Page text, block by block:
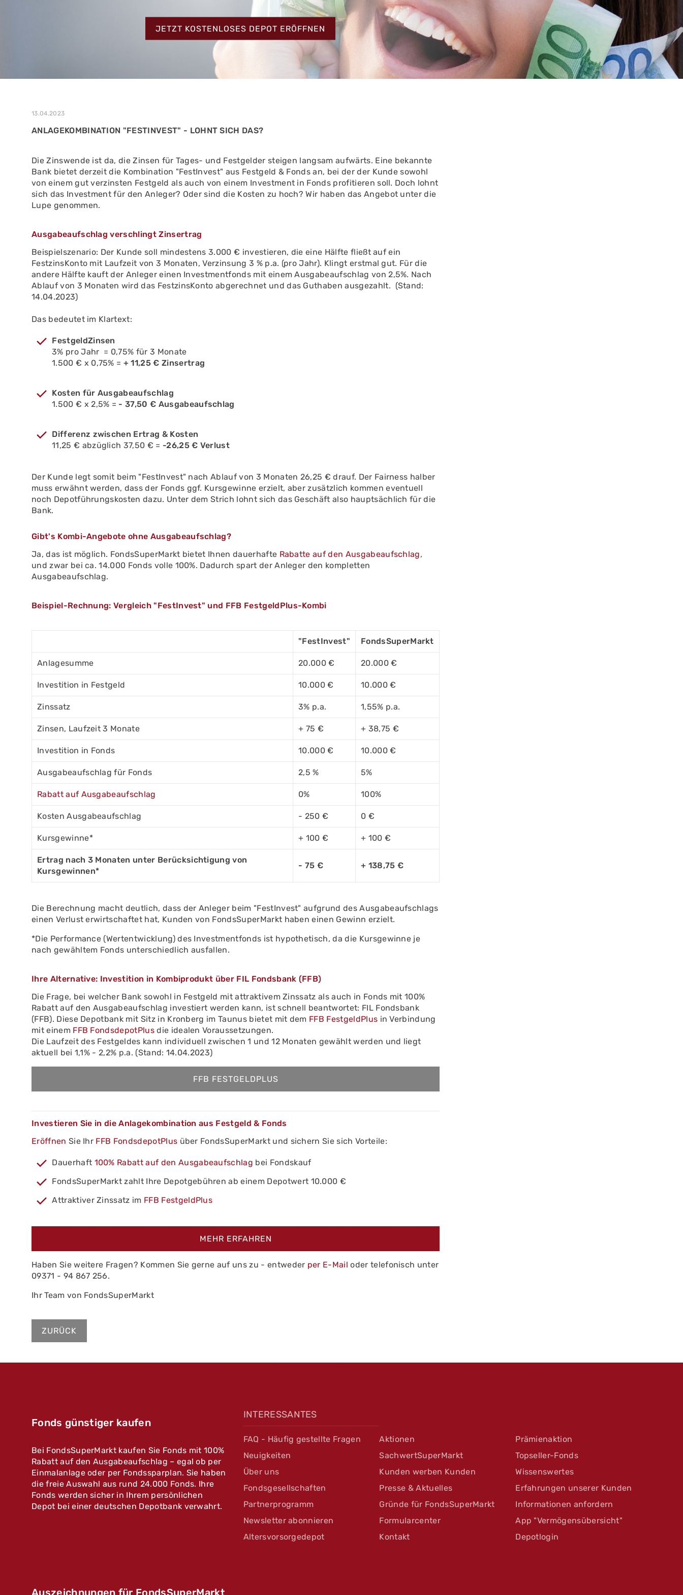
JETZT KOSTENLOSES DEPOT ERÖFFNEN
MEHR ERFAHREN
ZUM TESTBERICHT
MEHR ERFAHREN
13.04.2023
ANLAGEKOMBINATION "FESTINVEST" - LOHNT SICH DAS?
Die Zinswende ist da, die Zinsen für Tages- und Festgelder steigen langsam aufwärts. Eine bekannte
Bank bietet derzeit die Kombination "FestInvest" aus Festgeld & Fonds an, bei der der Kunde sowohl
von einem gut verzinsten Festgeld als auch von einem Investment in Fonds profitieren soll. Doch lohnt
sich das Investment für den Anleger? Oder sind die Kosten zu hoch? Wir haben das Angebot unter die
Lupe genommen.
Ausgabeaufschlag verschlingt Zinsertrag
Beispielszenario: Der Kunde soll mindestens 3.000 € investieren, die eine Hälfte fließt auf ein
FestzinsKonto mit Laufzeit von 3 Monaten, Verzinsung 3 % p.a. (pro Jahr). Klingt erstmal gut. Für die
andere Hälfte kauft der Anleger einen Investmentfonds mit einem Ausgabeaufschlag von 2,5%. Nach
Ablauf von 3 Monaten wird das FestzinsKonto abgerechnet und das Guthaben ausgezahlt. (Stand:
14.04.2023)
Das bedeutet im Klartext:
FestgeldZinsen
3% pro Jahr = 0,75% für 3 Monate
1.500 € x 0,75% = + 11,25 € Zinsertrag
Kosten für Ausgabeaufschlag
1.500 € x 2,5% = - 37,50 € Ausgabeaufschlag
Differenz zwischen Ertrag & Kosten
11,25 € abzüglich 37,50 € = -26,25 € Verlust
Der Kunde legt somit beim "FestInvest" nach Ablauf von 3 Monaten 26,25 € drauf. Der Fairness halber
muss erwähnt werden, dass der Fonds ggf. Kursgewinne erzielt, aber zusätzlich kommen eventuell
noch Depotführungskosten dazu. Unter dem Strich lohnt sich das Geschäft also hauptsächlich für die
Bank.
Gibt's Kombi-Angebote ohne Ausgabeaufschlag?
Ja, das ist möglich. FondsSuperMarkt bietet Ihnen dauerhafte Rabatte auf den Ausgabeaufschlag,
und zwar bei ca. 14.000 Fonds volle 100%. Dadurch spart der Anleger den kompletten
Ausgabeaufschlag.
Beispiel-Rechnung: Vergleich "FestInvest" und FFB FestgeldPlus-Kombi
"FestInvest" FondsSuperMarkt
Anlagesumme 20.000 € 20.000 €
Investition in Festgeld 10.000 € 10.000 €
Zinssatz 3% p.a. 1,55% p.a.
Zinsen, Laufzeit 3 Monate + 75 € + 38,75 €
Investition in Fonds 10.000 € 10.000 €
Ausgabeaufschlag für Fonds 2,5 % 5%
Rabatt auf Ausgabeaufschlag 0% 100%
Kosten Ausgabeaufschlag - 250 € 0 €
Kursgewinne* + 100 € + 100 €
Ertrag nach 3 Monaten unter Berücksichtigung von
Kursgewinnen*
- 75 € + 138,75 €
Die Berechnung macht deutlich, dass der Anleger beim "FestInvest" aufgrund des Ausgabeaufschlags
einen Verlust erwirtschaftet hat, Kunden von FondsSuperMarkt haben einen Gewinn erzielt.
*Die Performance (Wertentwicklung) des Investmentfonds ist hypothetisch, da die Kursgewinne je
nach gewähltem Fonds unterschiedlich ausfallen.
Ihre Alternative: Investition in Kombiprodukt über FIL Fondsbank (FFB)
Die Frage, bei welcher Bank sowohl in Festgeld mit attraktivem Zinssatz als auch in Fonds mit 100%
Rabatt auf den Ausgabeaufschlag investiert werden kann, ist schnell beantwortet: FIL Fondsbank
(FFB). Diese Depotbank mit Sitz in Kronberg im Taunus bietet mit dem FFB FestgeldPlus in Verbindung
mit einem FFB FondsdepotPlusdie idealen Voraussetzungen.
Die Laufzeit des Festgeldes kann individuell zwischen 1 und 12 Monaten gewählt werden und liegt
aktuell bei 1,1% - 2,2% p.a. (Stand: 14.04.2023)
FFB FESTGELDPLUS
Investieren Sie in die Anlagekombination aus Festgeld & Fonds
Eröffnen Sie Ihr FFB FondsdepotPlus über FondsSuperMarkt und sichern Sie sich Vorteile:
Dauerhaft 100% Rabatt auf den Ausgabeaufschlag bei Fondskauf
FondsSuperMarkt zahlt Ihre Depotgebühren ab einem Depotwert 10.000 €
Attraktiver Zinssatz im FFB FestgeldPlus
MEHR ERFAHREN
Haben Sie weitere Fragen? Kommen Sie gerne auf uns zu - entweder per E-Mail oder telefonisch unter
09371 - 94 867 256.
Ihr Team von FondsSuperMarkt
ZURÜCK
Fonds günstiger kaufen
Bei FondsSuperMarkt kaufen Sie Fonds mit 100%
Rabatt auf den Ausgabeaufschlag – egal ob per
Einmalanlage oder per Fondssparplan. Sie haben
die freie Auswahl aus rund 24.000 Fonds. Ihre
Fonds werden sicher in Ihrem persönlichen
Depot bei einer deutschen Depotbank verwahrt.
INTERESSANTES
FAQ - Häufig gestellte Fragen Aktionen
Prämienaktion
Neuigkeiten
SachwertSuperMarkt
Topseller-Fonds
Über uns
Kunden werben Kunden
Wissenswertes
Fondsgesellschaften
Presse & Aktuelles
Erfahrungen unserer Kunden
Partnerprogramm
Gründe für FondsSuperMarkt
Informationen anfordern
Newsletter abonnieren
Formularcenter
App "Vermögensübersicht"
Altersvorsorgedepot
Kontakt Depotlogin
Auszeichnungen für FondsSuperMarkt